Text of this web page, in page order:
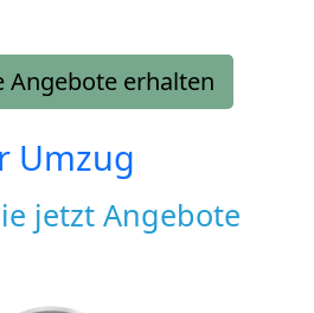
Angebote erhalten
Umzug
jetzt Angebote